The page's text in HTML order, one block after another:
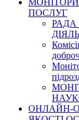
ПОСЛУГ
РАДА
ОНЛАЙН-